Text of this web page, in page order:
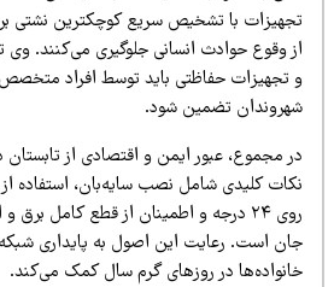
با تشخیص سریع کوچکترین نشتی برق،
وقوع حوادث انسانی جلوگیری می‌کنند. وی
تجهیزات حفاظتی باید توسط افراد متخصص
تضمین شود.
مجموع، عبور ایمن و اقتصادی از تابستان داغ
کلیدی شامل نصب سایه‌بان، استفاده از دور
روی ۲۴ درجه و اطمینان از قطع کامل برق و
است. رعایت این اصول به پایداری شبکه
در روزهای گرم سال کمک می‌کند.